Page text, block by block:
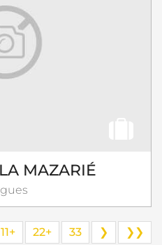
MAZARIÉ
11+ 22+ 33 ❯ ❯❯